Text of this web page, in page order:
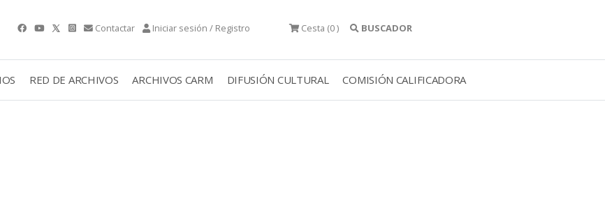
Contactar Iniciar sesión / Registro Cesta (0 ) BUSCADOR
RED DE ARCHIVOS ARCHIVOS CARM DIFUSIÓN CULTURAL COMISIÓN CALIFICADORA